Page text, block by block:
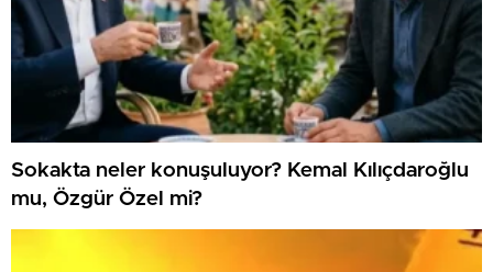
Sokakta neler konuşuluyor? Kemal Kılıçdaroğlu
mu, Özgür Özel mi?